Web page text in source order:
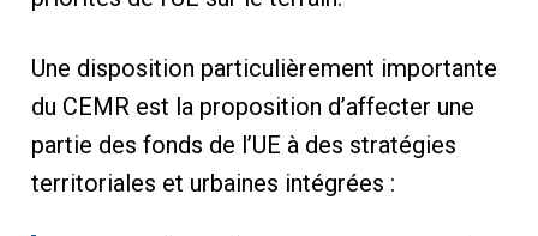
Une disposition particulièrement importante
du CEMR est la proposition d’affecter une
partie des fonds de l’UE à des stratégies
territoriales et urbaines intégrées :